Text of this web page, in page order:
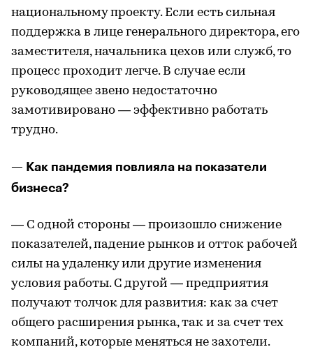
национальному проекту. Если есть сильная
поддержка в лице генерального директора, его
заместителя, начальника цехов или служб, то
процесс проходит легче. В случае если
руководящее звено недостаточно
замотивировано — эффективно работать
трудно.
— Как пандемия повлияла на показатели
бизнеса?
— С одной стороны — произошло снижение
показателей, падение рынков и отток рабочей
силы на удаленку или другие изменения
условия работы. С другой — предприятия
получают толчок для развития: как за счет
общего расширения рынка, так и за счет тех
компаний, которые меняться не захотели.